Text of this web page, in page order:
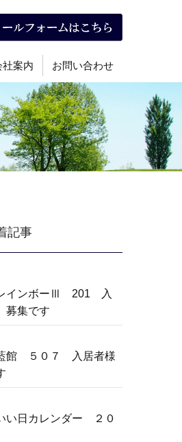
社案内 お問い合わせ
記事
インボーⅢ 201 入
集です
館 ５０７ 入居者様
い日カレンダー ２０